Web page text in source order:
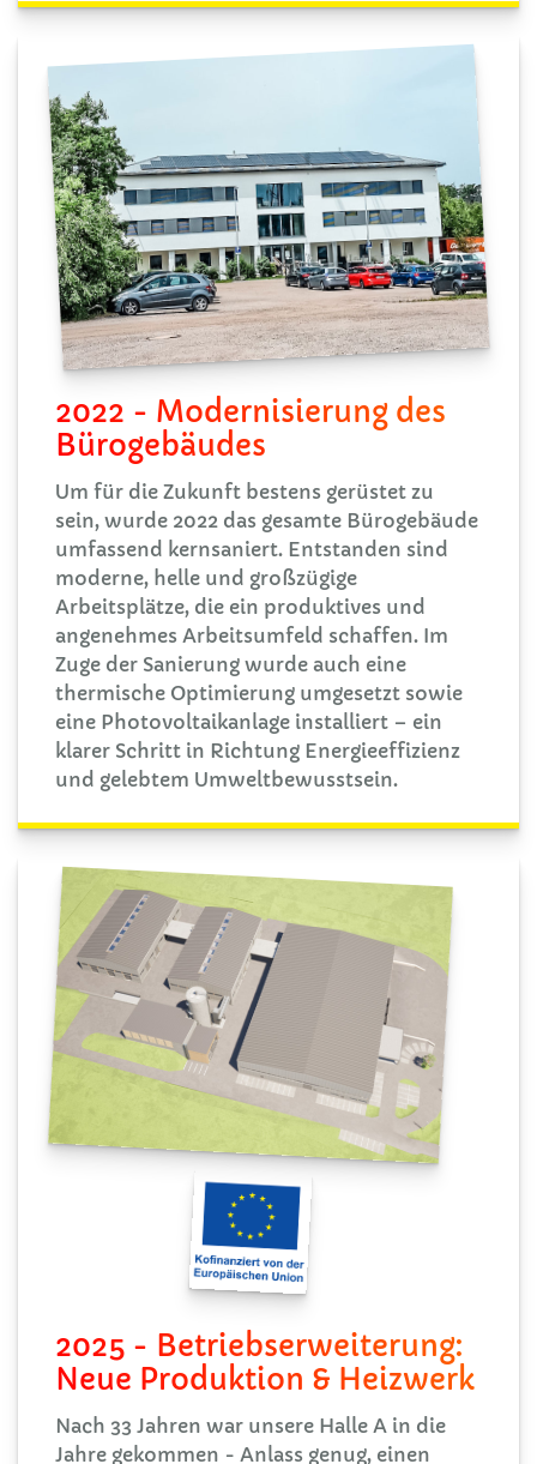
2022 - Modernisierung des
Bürogebäudes
Um für die Zukunft bestens gerüstet zu
sein, wurde 2022 das gesamte Bürogebäude
umfassend kernsaniert. Entstanden sind
moderne, helle und großzügige
Arbeitsplätze, die ein produktives und
angenehmes Arbeitsumfeld schaffen. Im
Zuge der Sanierung wurde auch eine
thermische Optimierung umgesetzt sowie
eine Photovoltaikanlage installiert – ein
klarer Schritt in Richtung Energieeffizienz
und gelebtem Umweltbewusstsein.
2025 - Betriebserweiterung:
Neue Produktion & Heizwerk
Nach 33 Jahren war unsere Halle A in die
Jahre gekommen - Anlass genug, einen